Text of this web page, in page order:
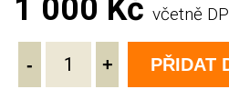
1 000 Kč včetně
- + PŘIDAT